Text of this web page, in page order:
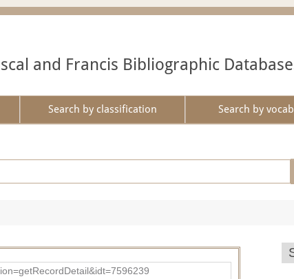
and Francis Bibliographic
Search by classification Search by